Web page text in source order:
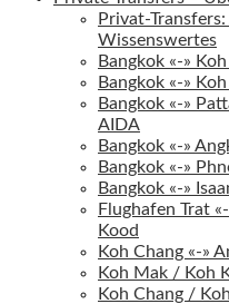
Privat-
Wissenswertes
Bangkok «-»
Bangkok «-»
Bangkok «-»
AIDA
Bangkok «-»
Bangkok «-»
Bangkok «-»
Flughafen Trat
Kood
Koh Chang «-»
Koh Mak / Koh
Koh Chang /